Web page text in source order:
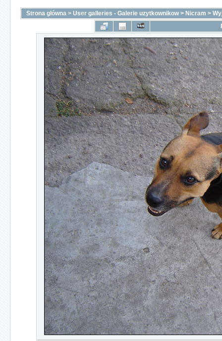
Strona główna > User galleries - Galerie uzytkownikow> Nicram >